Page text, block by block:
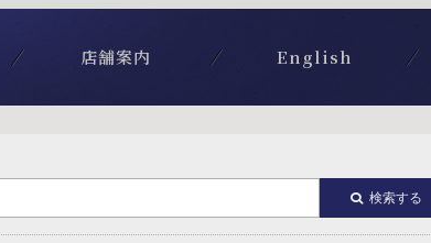
店舗案内 English
検索する